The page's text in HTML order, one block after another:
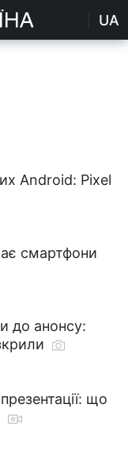
UA
Android: Pixel
смартфони
до анонсу:
що